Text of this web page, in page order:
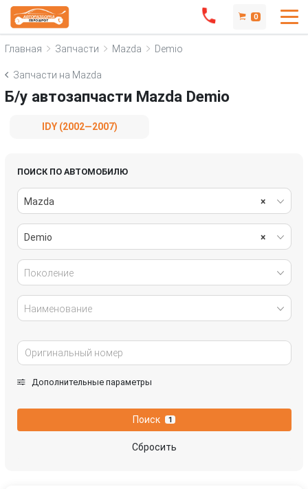
0
Главная Запчасти Mazda Demio
Запчасти на Mazda
Б/у автозапчасти Mazda Demio
IDY (2002—2007)
ПОИСК ПО АВТОМОБИЛЮ
×
Mazda
×
Demio
Поколение
Наименование
Дополнительные параметры
Поиск 1
Сбросить